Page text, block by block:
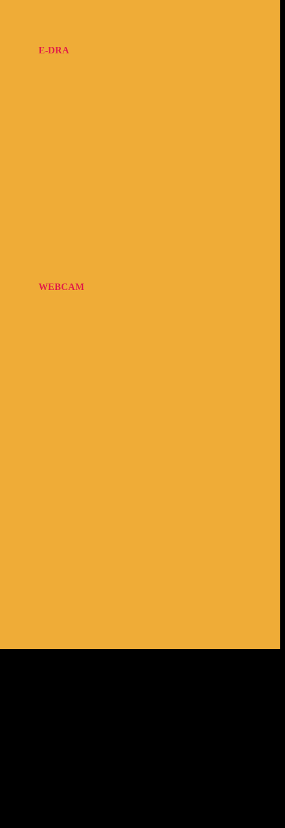
E-DRA
WEBCAM